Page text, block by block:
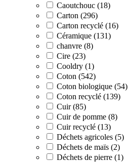
Caoutchouc (18)
Carton (296)
Carton recyclé (16)
Céramique (131)
chanvre (8)
Cire (23)
Cooldry (1)
Coton (542)
Coton biologique (54)
Coton recyclé (139)
Cuir (85)
Cuir de pomme (8)
Cuir recyclé (13)
Déchets agricoles (5)
Déchets de maïs (2)
Déchets de pierre (1)